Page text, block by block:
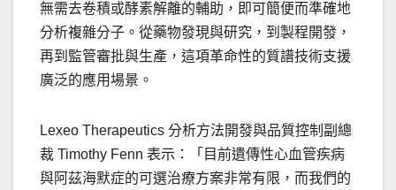
無需去卷積或酵素解離的輔助，即可簡便而準確地
分析複雜分子。從藥物發現與研究，到製程開發，
再到監管審批與生產，這項革命性的質譜技術支援
廣泛的應用場景。
Lexeo Therapeutics 分析方法開發與品質控制副總
裁 Timothy Fenn 表示：「目前遺傳性心血管疾病
與阿茲海默症的可選治療方案非常有限，而我們的